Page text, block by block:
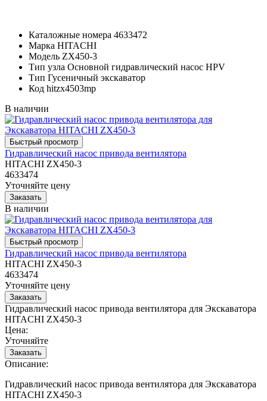
Каталожные номера 4633472
Марка HITACHI
Модель ZX450-3
Тип узла Основной гидравлический насос HPV
Тип Гусеничный экскаватор
Код hitzx4503mp
В наличии
Гидравлический насос привода вентилятора
HITACHI ZX450-3
4633474
Уточняйте цену
В наличии
Гидравлический насос привода вентилятора
HITACHI ZX450-3
4633474
Уточняйте цену
Гидравлический насос привода вентилятора для Экскаватора
HITACHI ZX450-3
Цена:
Уточняйте
Описание:
Гидравлический насос привода вентилятора для Экскаватора
HITACHI ZX450-3